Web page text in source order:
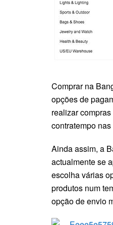
Comprar na
opções de
realizar
contratempo
Ainda assim, a
actualmente se
escolha várias
produtos num
opção de envio